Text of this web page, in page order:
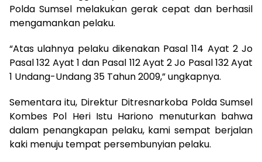
Polda Sumsel melakukan gerak cepat dan berhasil
mengamankan pelaku.
“Atas ulahnya pelaku dikenakan Pasal 114 Ayat 2 Jo
Pasal 132 Ayat 1 dan Pasal 112 Ayat 2 Jo Pasal 132 Ayat
1 Undang-Undang 35 Tahun 2009,” ungkapnya.
Sementara itu, Direktur Ditresnarkoba Polda Sumsel
Kombes Pol Heri Istu Hariono menuturkan bahwa
dalam penangkapan pelaku, kami sempat berjalan
kaki menuju tempat persembunyian pelaku.